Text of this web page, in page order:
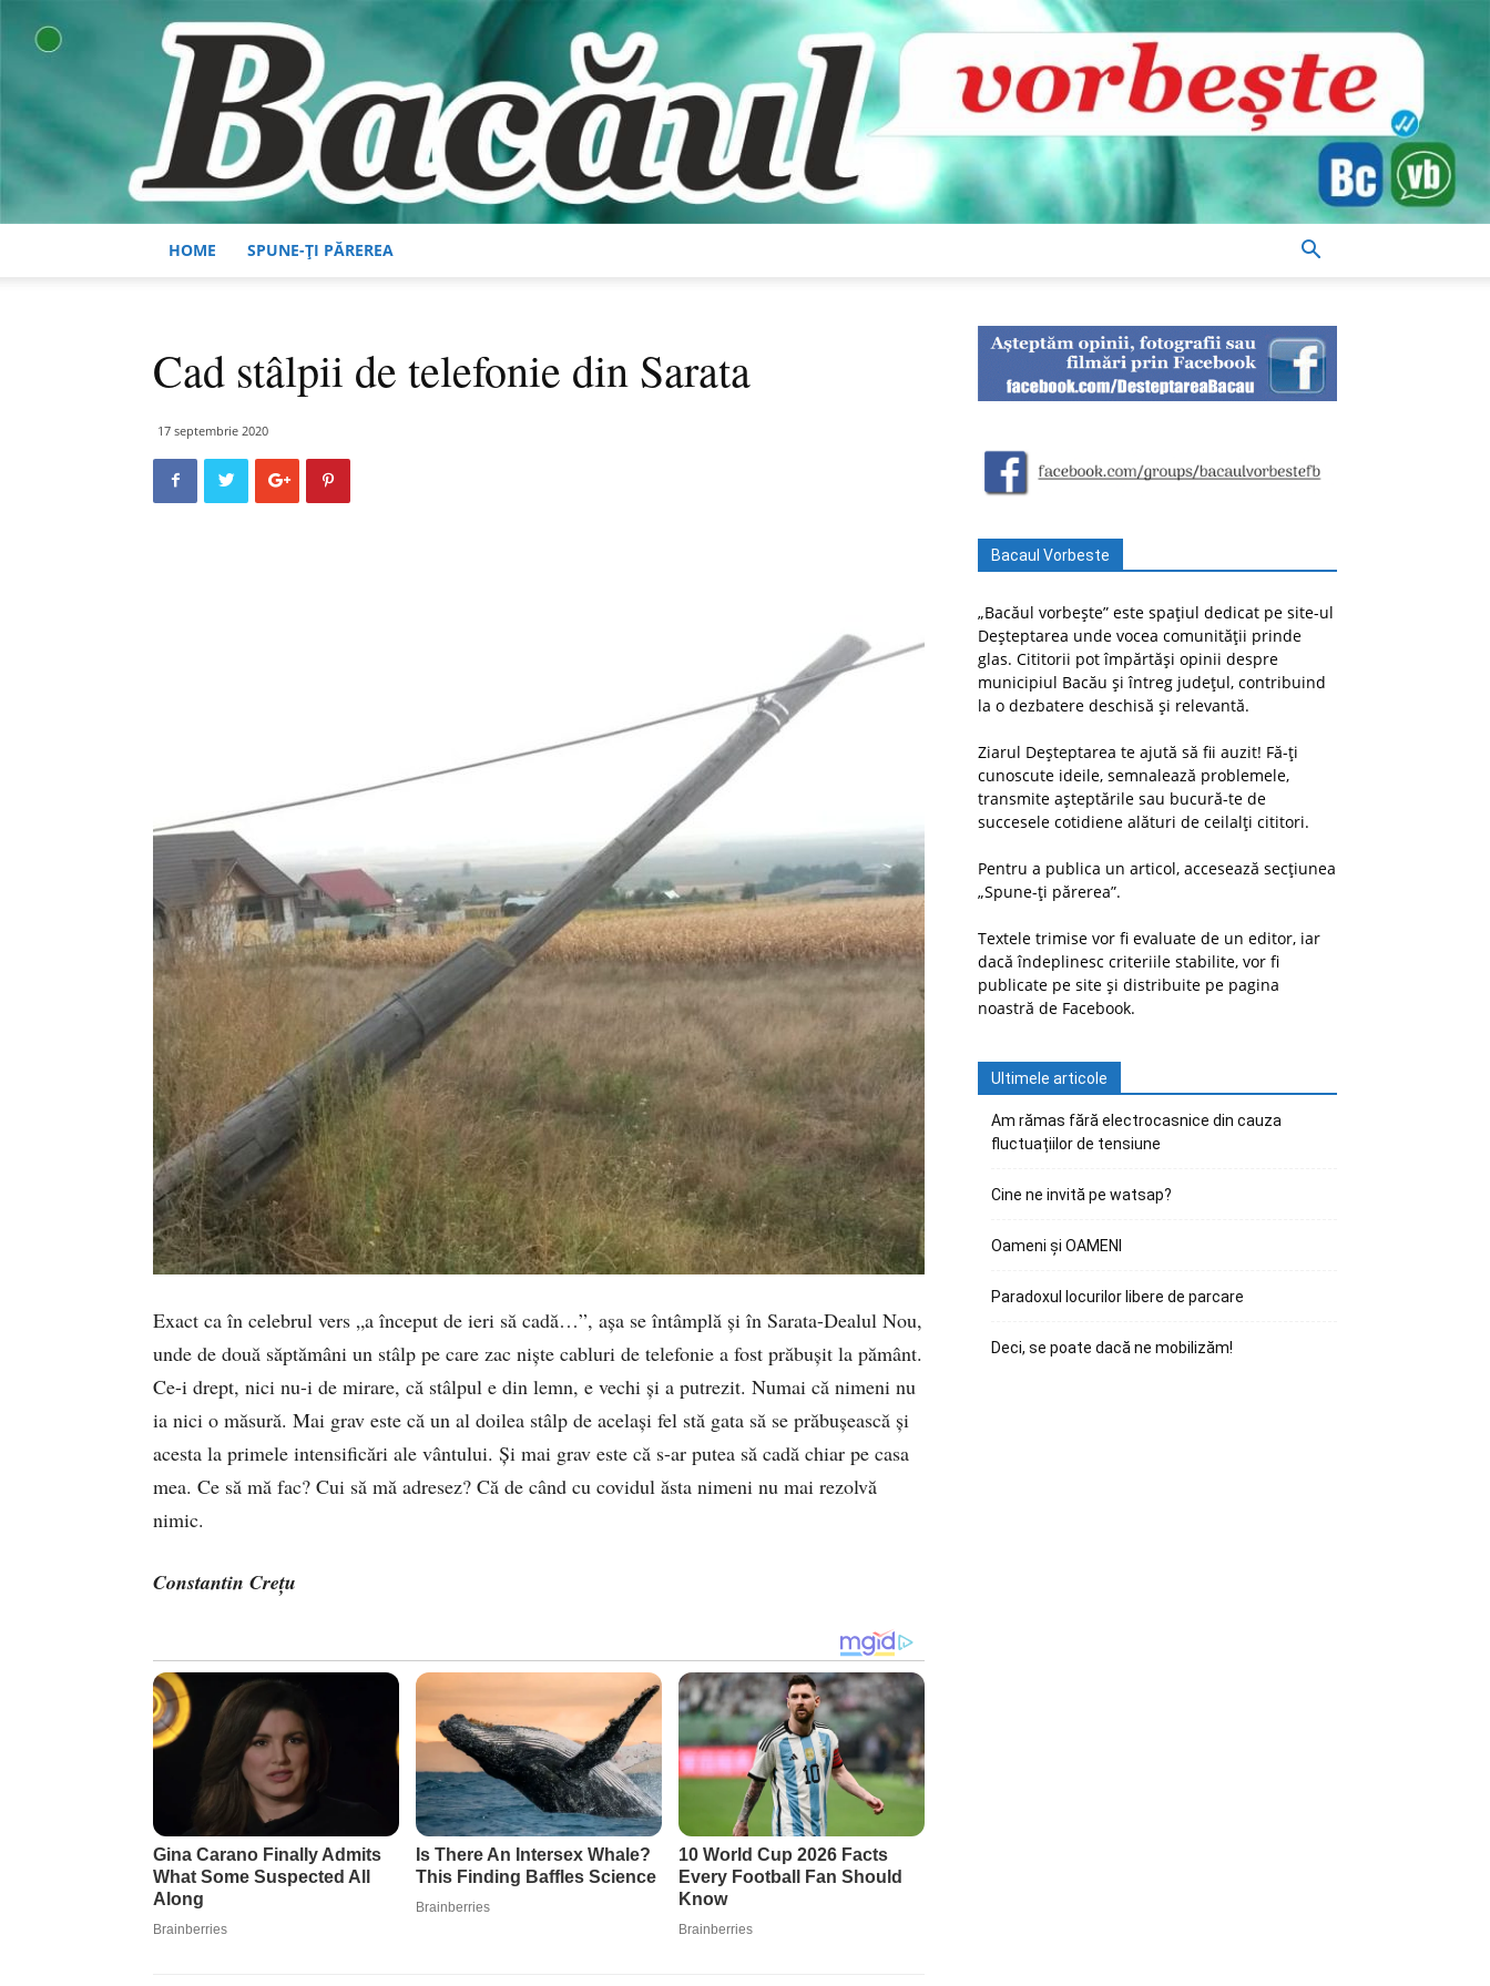
HOME SPUNE-ȚI PĂREREA
Cad stâlpii de telefonie din Sarata
17 septembrie 2020
Exact ca în celebrul vers „a început de ieri să cadă…”, așa se întâmplă și în Sarata-Dealul Nou,
unde de două săptămâni un stâlp pe care zac niște cabluri de telefonie a fost prăbușit la pământ.
Ce-i drept, nici nu-i de mirare, că stâlpul e din lemn, e vechi și a putrezit. Numai că nimeni nu
ia nici o măsură. Mai grav este că un al doilea stâlp de același fel stă gata să se prăbușească și
acesta la primele intensificări ale vântului. Și mai grav este că s-ar putea să cadă chiar pe casa
mea. Ce să mă fac? Cui să mă adresez? Că de când cu covidul ăsta nimeni nu mai rezolvă
nimic.
Constantin Crețu
Bacaul Vorbeste
„Bacăul vorbește” este spațiul dedicat pe site-ul
Deșteptarea unde vocea comunității prinde
glas. Cititorii pot împărtăși opinii despre
municipiul Bacău și întreg județul, contribuind
la o dezbatere deschisă și relevantă.
Ziarul Deșteptarea te ajută să fii auzit! Fă-ți
cunoscute ideile, semnalează problemele,
transmite așteptările sau bucură-te de
succesele cotidiene alături de ceilalți cititori.
Pentru a publica un articol, accesează secțiunea
„Spune-ți părerea”.
Textele trimise vor fi evaluate de un editor, iar
dacă îndeplinesc criteriile stabilite, vor fi
publicate pe site și distribuite pe pagina
noastră de Facebook.
Ultimele articole
Am rămas fără electrocasnice din cauza
fluctuațiilor de tensiune
Cine ne invită pe watsap?
Oameni și OAMENI
Paradoxul locurilor libere de parcare
Deci, se poate dacă ne mobilizăm!